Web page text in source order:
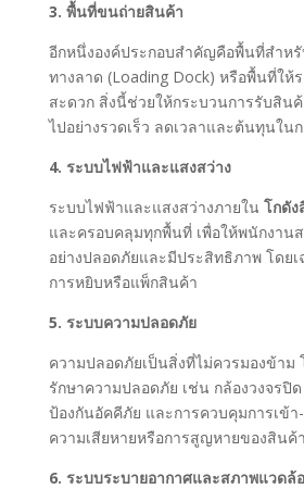
3. พื้นที่ขนถ่ายสินค้า
อีกหนึ่งองค์ประกอบสำคัญคือพื้นที่สำห
ทางลาด (Loading Dock) หรือพื้นที่ให้
สะดวก สิ่งนี้ช่วยให้กระบวนการรับสิน
ไปอย่างรวดเร็ว ลดเวลาและต้นทุนใน
4. ระบบไฟฟ้าและแสงสว่าง
ระบบไฟฟ้าและแสงสว่างภายใน โกดั
และครอบคลุมทุกพื้นที่ เพื่อให้พนักงาน
อย่างปลอดภัยและมีประสิทธิภาพ โดย
การหยิบหรือแพ็กสินค้า
5. ระบบความปลอดภัย
ความปลอดภัยเป็นสิ่งที่ไม่ควรมองข้าม
รักษาความปลอดภัย เช่น กล้องวงจรปิด
ป้องกันอัคคีภัย และการควบคุมการเข้า
ความเสียหายหรือการสูญหายของสินค้า
6. ระบบระบายอากาศและสภาพแวดล้